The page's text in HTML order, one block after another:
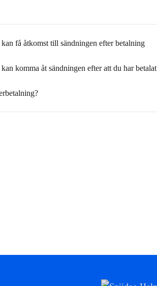
få åtkomst till sändningen efter betalning
komma åt sändningen efter att du har betalat